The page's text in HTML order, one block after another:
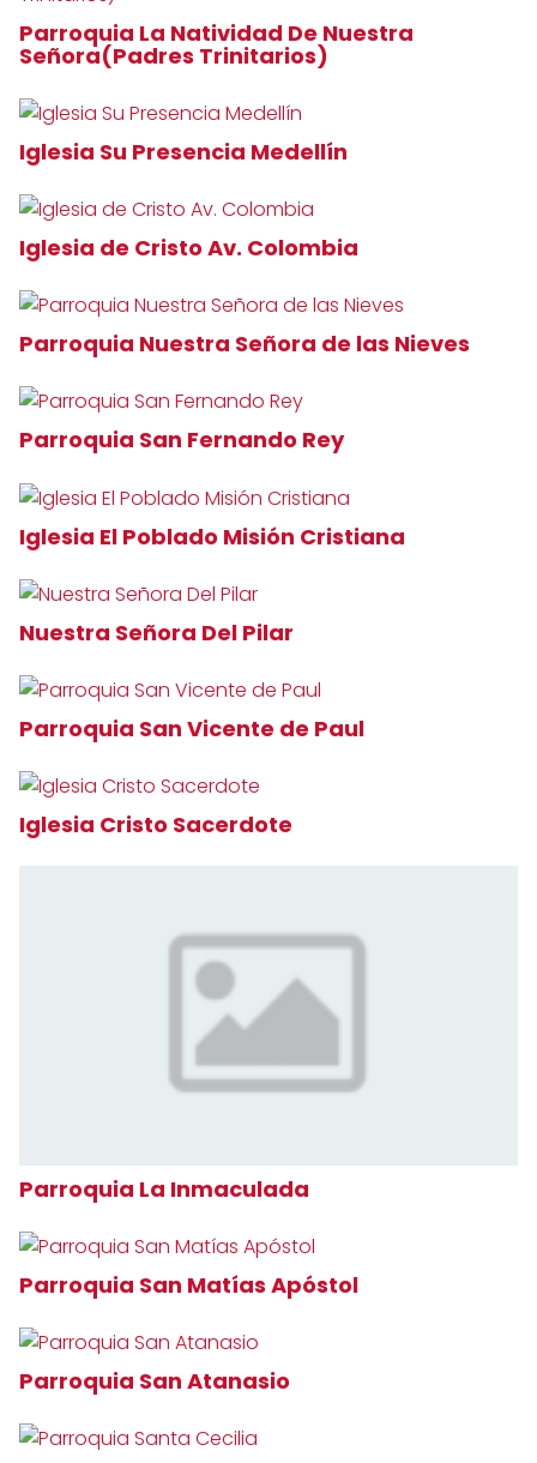
Parroquia La Natividad De Nuestra
Señora(Padres Trinitarios)
Iglesia Su Presencia Medellín
Iglesia de Cristo Av. Colombia
Parroquia Nuestra Señora de las Nieves
Parroquia San Fernando Rey
Iglesia El Poblado Misión Cristiana
Nuestra Señora Del Pilar
Parroquia San Vicente de Paul
Iglesia Cristo Sacerdote
Parroquia La Inmaculada
Parroquia San Matías Apóstol
Parroquia San Atanasio